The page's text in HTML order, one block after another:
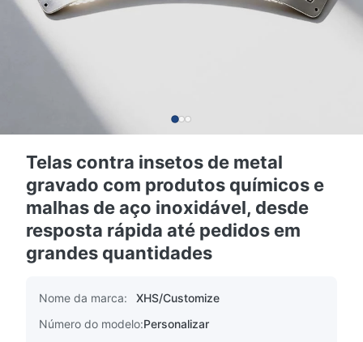
Telas contra insetos de metal
gravado com produtos químicos e
malhas de aço inoxidável, desde
resposta rápida até pedidos em
grandes quantidades
Nome da marca:
XHS/Customize
Número do modelo:Personalizar